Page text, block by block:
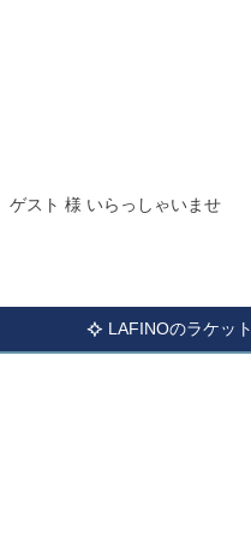
ゲスト 様 いらっしゃいませ
LAFINOのラケット